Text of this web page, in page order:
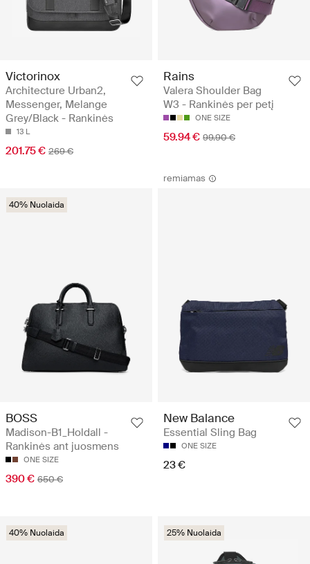
Victorinox
Architecture Urban2,
Messenger, Melange
Grey/Black - Rankinės
13 L
201.75 € 269 €
Rains
Valera Shoulder Bag
W3 - Rankinės per petį
ONE SIZE
59.94 € 99.90 €
40% Nuolaida
BOSS
Madison-B1_Holdall -
Rankinės ant juosmens
ONE SIZE
390 € 650 €
remiamas
New Balance
Essential Sling Bag
ONE SIZE
23 €
40% Nuolaida 25% Nuolaida